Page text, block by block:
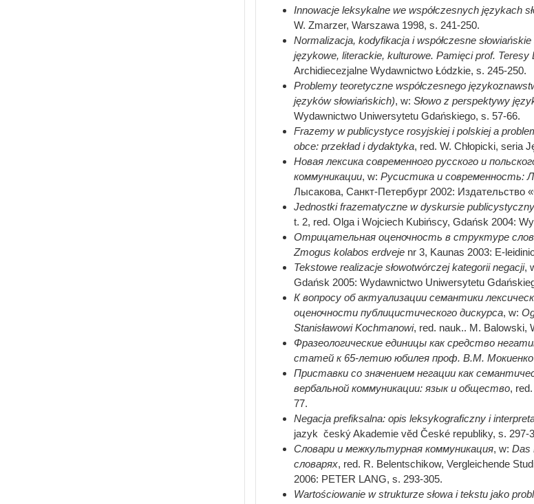
Innowacje leksykalne we współczesnych językach
W. Zmarzer, Warszawa 1998, s. 241-250.
Normalizacja, kodyfikacja i współczesne
językowe, literackie, kulturowe. Pamięci prof. Teresy
Archidiecezjalne Wydawnictwo Łódzkie, s. 245-250.
Problemy teoretyczne współczesnego
języków słowiańskich), w: Słowo z perspektywy
Wydawnictwo Uniwersytetu Gdańskiego, s. 57-66.
Frazemy w publicystyce rosyjskiej i polskiej a
obce: przekład i dydaktyka, red. W. Chłopicki, seria
Новая лексика современного русского и
коммуникации, w: Русистика и современность:
Лысакова, Санкт-Петербург 2002: Издaтельство
Jednostki frazematyczne w dyskursie
t. 2, red. Olga i Wojciech Kubińscy, Gdańsk 2004:
Отрицательная оценочность в структуре
Zmogus kolabos erdvejenr 3, Kaunas 2003: E-
Tekstowe realizacje słowotwórczej kategorii negacji,
Gdańsk 2005: Wydawnictwo Uniwersytetu
К вопросу об актуализации семантики
оценочности публицистического дискурса, w:
Stanisławowi Kochmanowi, red. nauk.. M. Balowski,
Фразеологические единицы как средство
статей к 65-летию юбилея проф. В.М. Мокиенко
Приставки со значением негации как
вербальной коммуникации: язык и общество,
77.
Negacja prefiksalna: opis leksykograficzny i
jazyk český Akademie vĕd České republiky, s. 297-
Словари и межкультурная коммуникация, w: Das
словарях, red. R. Belentschikow, Vergleichende
2006: PETER LANG, s. 293-305.
Wartościowanie w strukturze słowa i tekstu jako